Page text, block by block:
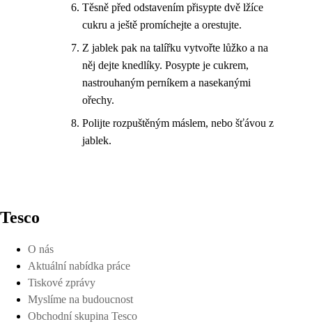
Těsně před odstavením přisypte dvě lžíce
cukru a ještě promíchejte a orestujte.
Z jablek pak na talířku vytvořte lůžko a na
něj dejte knedlíky. Posypte je cukrem,
nastrouhaným perníkem a nasekanými
ořechy.
Polijte rozpuštěným máslem, nebo šťávou z
jablek.
Tesco
O nás
Aktuální nabídka práce
Tiskové zprávy
Myslíme na budoucnost
Obchodní skupina Tesco